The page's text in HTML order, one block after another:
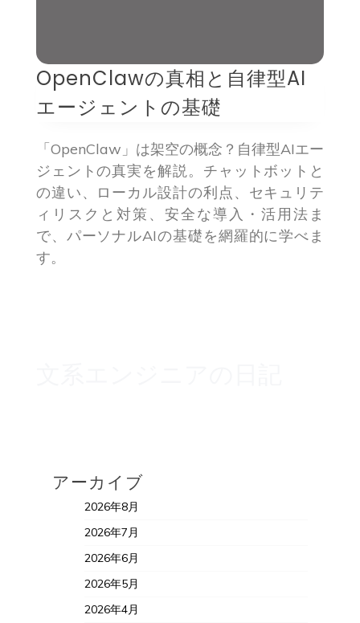
OpenClawの真相と自律型AI
エージェントの基礎
「OpenClaw」は架空の概念？自律型AIエー
ジェントの真実を解説。チャットボットと
の違い、ローカル設計の利点、セキュリテ
ィリスクと対策、安全な導入・活用法ま
で、パーソナルAIの基礎を網羅的に学べま
す。
アーカイブ
2026年8月
2026年7月
2026年6月
2026年5月
2026年4月